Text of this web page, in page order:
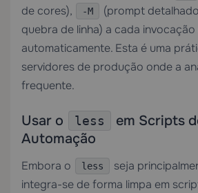
de cores),
-M (prompt
quebra de linha) a cada invocação
automaticamente. Esta é uma
servidores de produção onde a
frequente.
Usar o less
em Scripts
Automação
Embora o less
seja
integra-se de forma limpa em